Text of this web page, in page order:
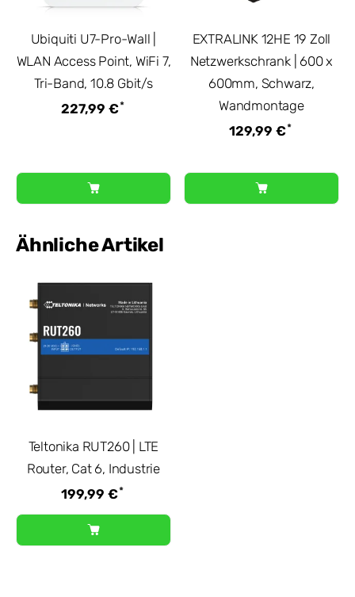
Ubiquiti U7-Pro-Wall |
WLAN Access Point, WiFi 7,
Tri-Band, 10.8 Gbit/s
227,99 €*
EXTRALINK 12HE 19 Zoll
Netzwerkschrank | 600 x
600mm, Schwarz,
Wandmontage
129,99 €*
Ähnliche Artikel
Teltonika RUT260 | LTE
Router, Cat 6, Industrie
199,99 €*